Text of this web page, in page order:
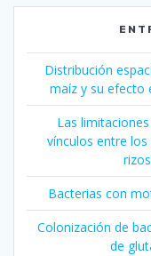
Distribución
maíz y su efecto
Las
vínculos entre
Bacterias con
Colonización de
de